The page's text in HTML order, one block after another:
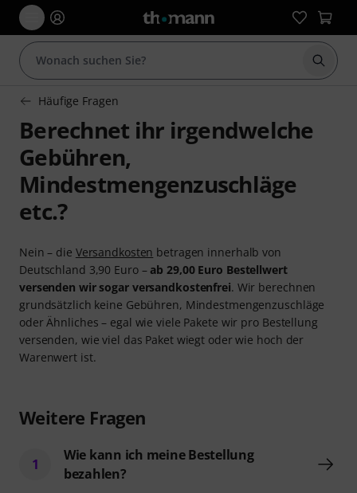
Suche
Häufige Fragen
Berechnet ihr irgendwelche
Gebühren,
Mindestmengenzuschläge
etc.?
Nein – die Versandkosten betragen innerhalb von
Deutschland 3,90 Euro –ab 29,00 Euro Bestellwert
versenden wir sogar versandkostenfrei. Wir berechnen
grundsätzlich keine Gebühren, Mindestmengenzuschläge
oder Ähnliches – egal wie viele Pakete wir pro Bestellung
versenden, wie viel das Paket wiegt oder wie hoch der
Warenwert ist.
Weitere Fragen
1
Wie kann ich meine Bestellung
bezahlen?